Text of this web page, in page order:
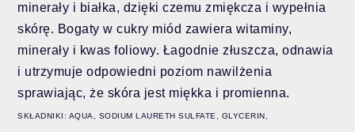
minerały i białka, dzięki czemu zmiękcza i wypełnia
skórę. Bogaty w cukry miód zawiera witaminy,
minerały i kwas foliowy. Łagodnie złuszcza, odnawia
i utrzymuje odpowiedni poziom nawilżenia
sprawiając, że skóra jest miękka i promienna.
SKŁADNIKI: AQUA, SODIUM LAURETH SULFATE, GLYCERIN,